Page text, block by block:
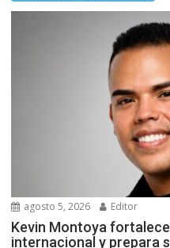
agosto 5, 2026 Editor
Kevin Montoya
internacional y prepara